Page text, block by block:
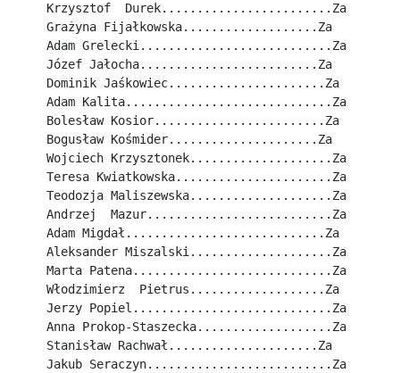
Krzysztof  Durek........................Za
Grażyna Fijałkowska...................Za
Adam Grelecki...........................Za
Józef Jałocha.........................Za
Dominik Jaśkowiec......................Za
Adam Kalita.............................Za
Bolesław Kosior........................Za
Bogusław Kośmider.....................Za
Wojciech Krzysztonek....................Za
Teresa Kwiatkowska......................Za
Teodozja Maliszewska....................Za
Andrzej  Mazur..........................Za
Adam Migdał............................Za
Aleksander Miszalski....................Za
Marta Patena............................Za
Włodzimierz  Pietrus...................Za
Jerzy Popiel............................Za
Anna Prokop-Staszecka...................Za
Stanisław Rachwał.....................Za
Jakub Seraczyn..........................Za